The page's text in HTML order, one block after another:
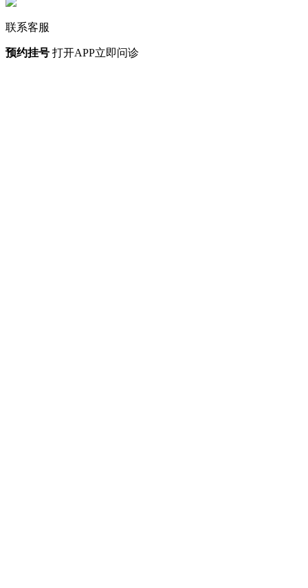
联系客服
预约挂号 打开APP立即问诊